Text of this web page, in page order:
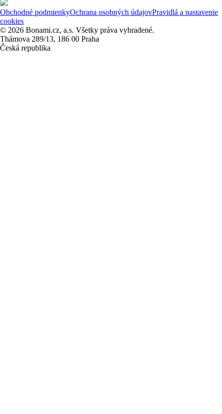
Obchodné podmienkyOchrana osobných údajovPravidlá a nastavenie
cookies
© 2026 Bonami.cz, a.s. Všetky práva vyhradené.
Thámova 289/13, 186 00 Praha
Česká republika